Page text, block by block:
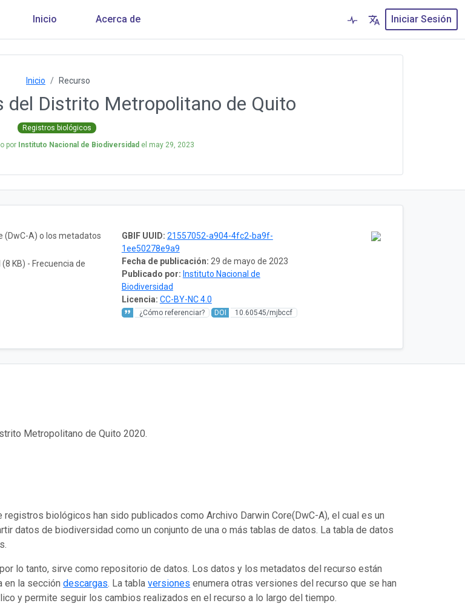
Inicio Acerca de Iniciar Sesión
Inicio Recurso
del Distrito Metropolitano de Quito
Registros biológicos
por Instituto Nacional de Biodiversidad el may 29, 2023
GBIF UUID: 21557052-a904-4fc2-ba9f-
1ee50278e9a9
Fecha de publicación: 29 de mayo de 2023
Publicado por: Instituto Nacional de
Biodiversidad
Licencia: CC-BY-NC 4.0
¿Cómo referenciar? DOI 10.60545/mjbccf
(DwC-A) o los metadatos
KB) - Frecuencia de
Metropolitano de Quito 2020.
biológicos han sido publicados como Archivo Darwin Core(DwC-A), el cual es un
datos de biodiversidad como un conjunto de una o más tablas de datos. La tabla de datos
lo tanto, sirve como repositorio de datos. Los datos y los metadatos del recurso están
en la seccióndescargas. La tablaversiones enumera otras versiones del recurso que se han
y permite seguir los cambios realizados en el recurso a lo largo del tiempo.